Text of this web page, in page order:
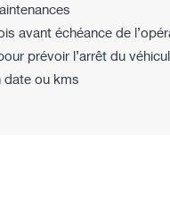
avant échéance de
prévoir l’arrêt du
date ou kms